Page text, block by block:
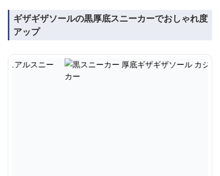
ギザギザソールの黒厚底スニーカーでおしゃれ度
アップ